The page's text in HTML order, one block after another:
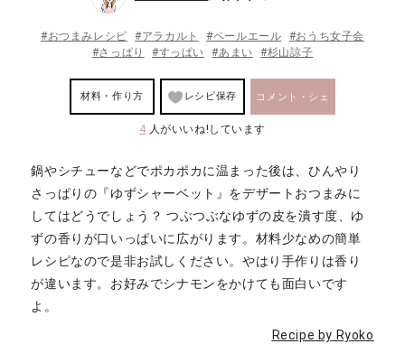
#おつまみレシピ #アラカルト #ペールエール
#おうち女子会
#さっぱり
#すっぱい #あまい #杉山諒子
材料・作り方 レシピ保存 コメント・シェ
4 人がいいね!しています
鍋やシチューなどでポカポカに温まった後は、ひんやり
さっぱりの『ゆずシャーベット』をデザートおつまみに
してはどうでしょう？ つぶつぶなゆずの皮を潰す度、ゆ
ずの香りが口いっぱいに広がります。材料少なめの簡単
レシピなので是非お試しください。やはり手作りは香り
が違います。お好みでシナモンをかけても面白いです
よ。
Recipe by Ryoko